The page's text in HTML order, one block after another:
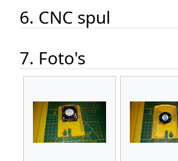
6. CNC spul
7. Foto's